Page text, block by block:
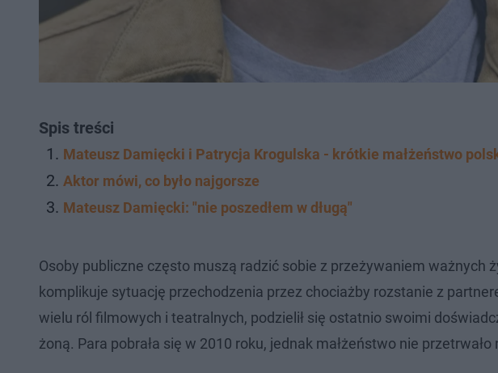
Spis treści
Mateusz Damięcki i Patrycja Krogulska - krótkie małżeństwo
Aktor mówi, co było najgorsze
Mateusz Damięcki: "nie poszedłem w długą"
Osoby publiczne często muszą radzić sobie z przeżywaniem ważnych
komplikuje sytuację przechodzenia przez chociażby rozstanie z
wielu ról filmowych i teatralnych, podzielił się ostatnio swoimi
żoną. Para pobrała się w 2010 roku, jednak małżeństwo nie przetrwało